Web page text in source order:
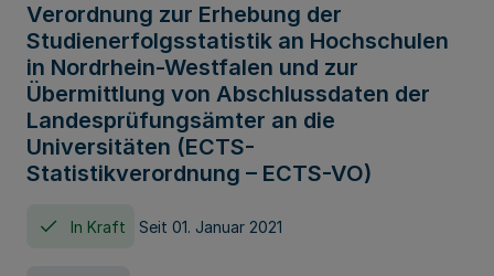
Verordnung zur Erhebung der
Studienerfolgsstatistik an Hochschulen
in Nordrhein-Westfalen und zur
Übermittlung von Abschlussdaten der
Landesprüfungsämter an die
Universitäten (ECTS-
Statistikverordnung – ECTS-VO)
In Kraft Seit 01. Januar 2021